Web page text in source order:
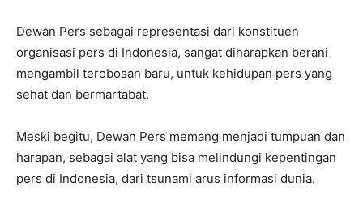
Dewan Pers sebagai representasi dari konstituen
organisasi pers di Indonesia, sangat diharapkan berani
mengambil terobosan baru, untuk kehidupan pers yang
sehat dan bermartabat.
Meski begitu, Dewan Pers memang menjadi tumpuan dan
harapan, sebagai alat yang bisa melindungi kepentingan
pers di Indonesia, dari tsunami arus informasi dunia.